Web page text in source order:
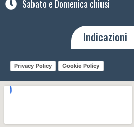
Sabato e Domenica chiusi
Indicazioni
Privacy Policy Cookie Policy